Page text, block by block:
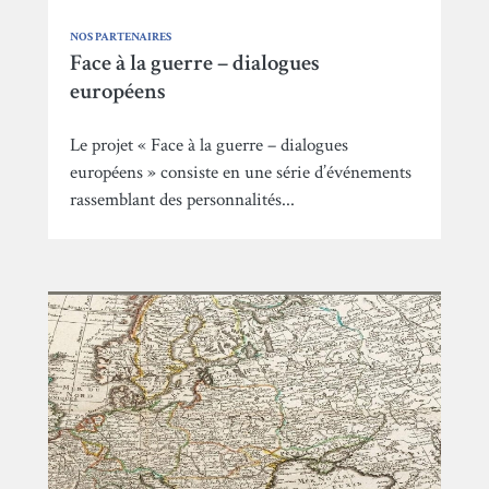
NOS PARTENAIRES
Face à la guerre – dialogues
européens
Le projet « Face à la guerre – dialogues
européens » consiste en une série d’événements
rassemblant des personnalités...